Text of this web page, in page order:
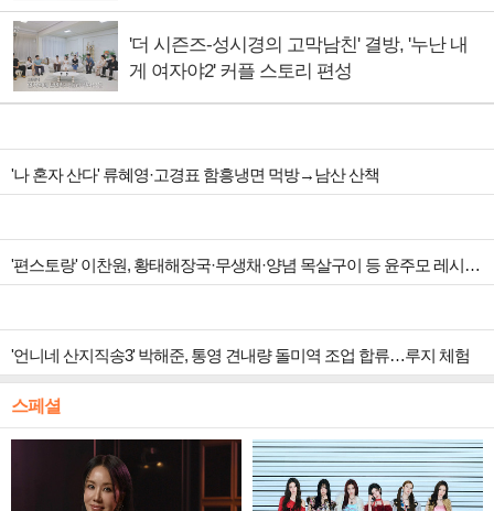
'더 시즌즈-성시경의 고막남친' 결방, '누난 내
게 여자야2' 커플 스토리 편성
'나 혼자 산다' 류혜영·고경표 함흥냉면 먹방→남산 산책
'편스토랑' 이찬원, 황태해장국·무생채·양념 목살구이 등 윤주모 레시피 섭렵
'언니네 산지직송3' 박해준, 통영 견내량 돌미역 조업 합류…루지 체험
스페셜